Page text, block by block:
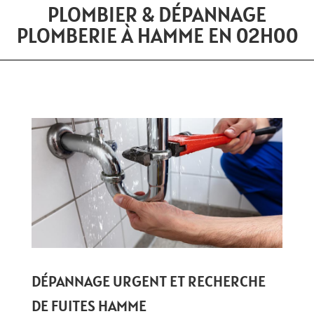
PLOMBIER & DÉPANNAGE
PLOMBERIE À HAMME EN 02H00
DÉPANNAGE URGENT ET RECHERCHE
DE FUITES HAMME